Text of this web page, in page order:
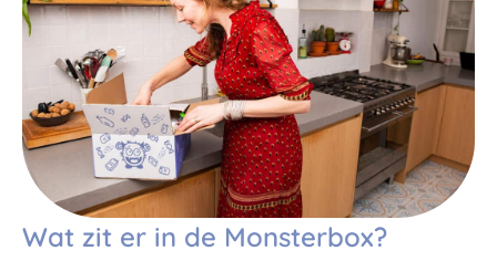
Wat zit er in de Monsterbox?